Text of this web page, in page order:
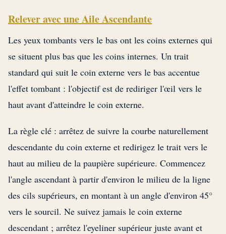
Relever avec une Aile Ascendante
Les yeux tombants vers le bas ont les coins externes qui
se situent plus bas que les coins internes. Un trait
standard qui suit le coin externe vers le bas accentue
l'effet tombant : l'objectif est de rediriger l'œil vers le
haut avant d'atteindre le coin externe.
La règle clé : arrêtez de suivre la courbe naturellement
descendante du coin externe et redirigez le trait vers le
haut au milieu de la paupière supérieure. Commencez
l'angle ascendant à partir d'environ le milieu de la ligne
des cils supérieurs, en montant à un angle d'environ 45°
vers le sourcil. Ne suivez jamais le coin externe
descendant ; arrêtez l'eyeliner supérieur juste avant et